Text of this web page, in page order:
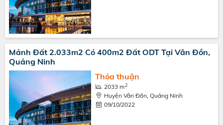
Mảnh Đất 2.033m2 Có 400m2 Đất ODT Tại Vân Đồn,
Quảng Ninh
Thỏa thuận
2033 m2
Huyện Vân Đồn, Quảng Ninh
09/10/2022